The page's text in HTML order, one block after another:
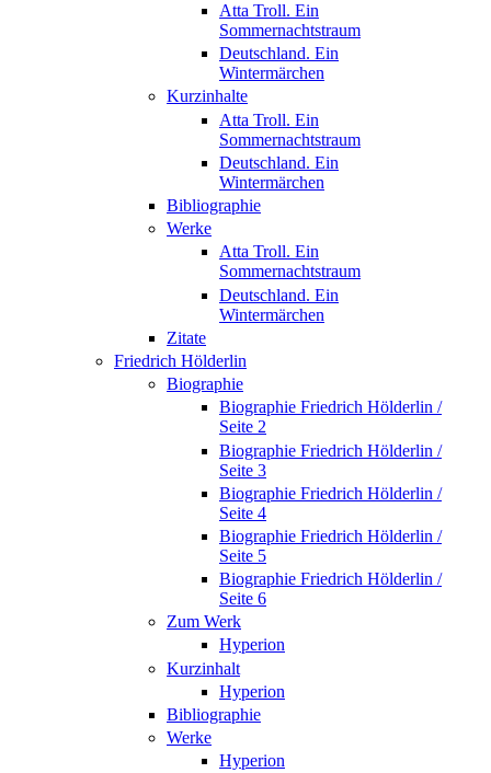
Atta Troll. Ein
Sommernachtstraum
Deutschland. Ein
Wintermärchen
Kurzinhalte
Atta Troll. Ein
Sommernachtstraum
Deutschland. Ein
Wintermärchen
Bibliographie
Werke
Atta Troll. Ein
Sommernachtstraum
Deutschland. Ein
Wintermärchen
Zitate
Friedrich Hölderlin
Biographie
Biographie Friedrich Hölderlin /
Seite 2
Biographie Friedrich Hölderlin /
Seite 3
Biographie Friedrich Hölderlin /
Seite 4
Biographie Friedrich Hölderlin /
Seite 5
Biographie Friedrich Hölderlin /
Seite 6
Zum Werk
Hyperion
Kurzinhalt
Hyperion
Bibliographie
Werke
Hyperion